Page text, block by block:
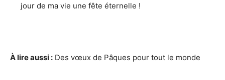
jour de ma vie une fête éternelle !
À lire aussi : Des vœux de Pâques pour tout le monde